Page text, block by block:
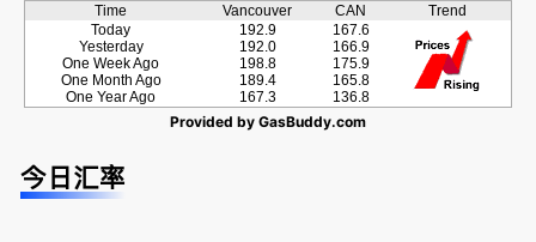
Time Vancouver CAN
Trend
Today
Yesterday
One Week Ago
One Month Ago
One Year Ago
192.9
192.0
198.8
189.4
167.3
167.6
166.9
175.9
165.8
136.8
Provided by GasBuddy.com
今日汇率